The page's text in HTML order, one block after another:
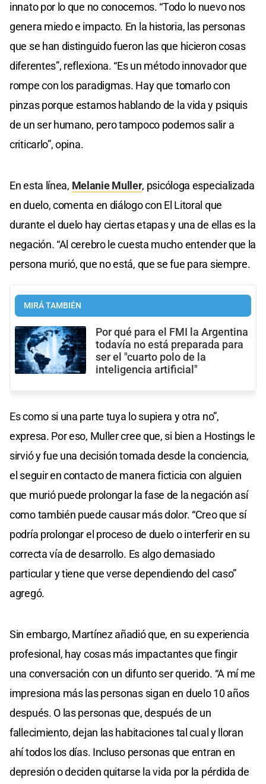
innato por lo que no conocemos. “Todo lo nuevo nos
genera miedo e impacto. En la historia, las personas
que se han distinguido fueron las que hicieron cosas
diferentes”, reflexiona. “Es un método innovador que
rompe con los paradigmas. Hay que tomarlo con
pinzas porque estamos hablando de la vida y psiquis
de un ser humano, pero tampoco podemos salir a
criticarlo”, opina.
En esta línea, Melanie Muller, psicóloga especializada
en duelo, comenta en diálogo con El Litoral que
durante el duelo hay ciertas etapas y una de ellas es la
negación. “Al cerebro le cuesta mucho entender que la
persona murió, que no está, que se fue para siempre.
MIRÁ TAMBIÉN
Por qué para el FMI la Argentina
todavía no está preparada para
ser el "cuarto polo de la
inteligencia artificial"
Es como si una parte tuya lo supiera y otra no”,
expresa. Por eso, Muller cree que, si bien a Hostings le
sirvió y fue una decisión tomada desde la conciencia,
el seguir en contacto de manera ficticia con alguien
que murió puede prolongar la fase de la negación así
como también puede causar más dolor. “Creo que sí
podría prolongar el proceso de duelo o interferir en su
correcta vía de desarrollo. Es algo demasiado
particular y tiene que verse dependiendo del caso”
agregó.
Sin embargo, Martínez añadió que, en su experiencia
profesional, hay cosas más impactantes que fingir
una conversación con un difunto ser querido. “A mí me
impresiona más las personas sigan en duelo 10 años
después. O las personas que, después de un
fallecimiento, dejan las habitaciones tal cual y lloran
ahí todos los días. Incluso personas que entran en
depresión o deciden quitarse la vida por la pérdida de